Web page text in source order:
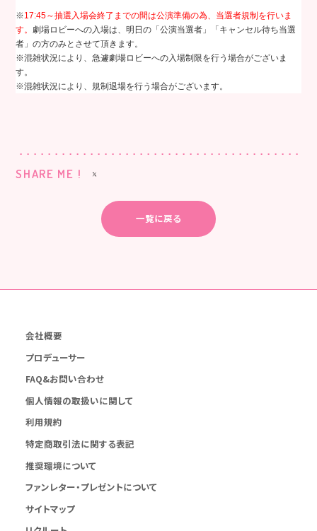
※17:45～抽選入場会終了までの間は公演準備の為、当選者規制を行いま
す。 劇場ロビーへの入場は、明日の「公演当選者」「キャンセル待ち当選
者」の方のみとさせて頂きます。
※混雑状況により、急遽劇場ロビーへの入場制限を行う場合がございま
す。
※混雑状況により、規制退場を行う場合がございます。
SHARE ME !
一覧に戻る
会社概要
プロデューサー
FAQ&お問い合わせ
個人情報の取扱いに関して
利用規約
特定商取引法に関する表記
推奨環境について
ファンレター・プレゼントについて
サイトマップ